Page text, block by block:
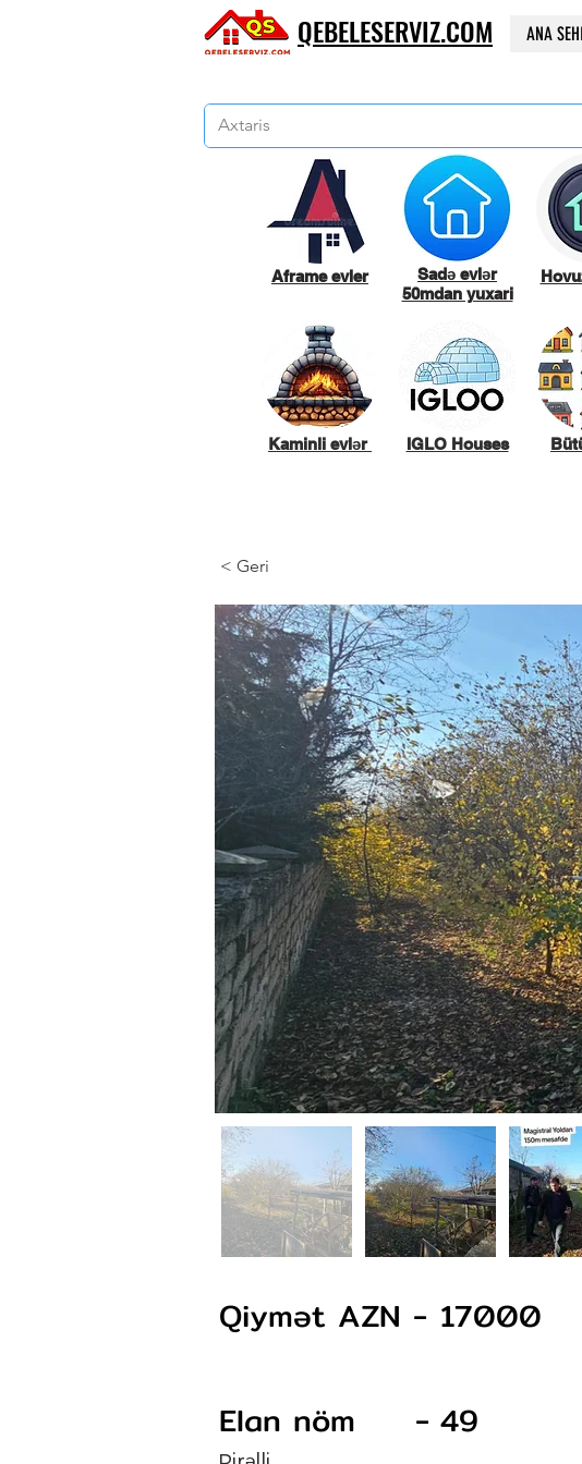
QEBELESERVIZ.COM ANA
Aframe evler
Kaminli evlər
Sadə evlər
50mdan yuxari
IGLO Houses
< Geri
Qiymət AZN - 17000
Elan nöm - 49